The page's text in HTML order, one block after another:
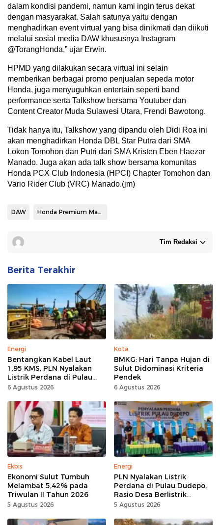
dalam kondisi pandemi, namun kami ingin terus dekat
dengan masyarakat. Salah satunya yaitu dengan
menghadirkan event virtual yang bisa dinikmati dan diikuti
melalui sosial media DAW khususnya Instagram
@TorangHonda,” ujar Erwin.
HPMD yang dilakukan secara virtual ini selain
memberikan berbagai promo penjualan sepeda motor
Honda, juga menyuguhkan entertain seperti band
performance serta Talkshow bersama Youtuber dan
Content Creator Muda Sulawesi Utara, Frendi Bawotong.
Tidak hanya itu, Talkshow yang dipandu oleh Didi Roa ini
akan menghadirkan Honda DBL Star Putra dari SMA
Lokon Tomohon dan Putri dari SMA Kristen Eben Haezar
Manado. Juga akan ada talk show bersama komunitas
Honda PCX Club Indonesia (HPCI) Chapter Tomohon dan
Vario Rider Club (VRC) Manado.(jm)
DAW Honda Premium Matic Daya
Tim Redaksi
Berita Terakhir
Energi
Bentangkan Kabel Laut
1,95 KMS, PLN Nyalakan
Listrik Perdana di Pulau
Dudepo, Desa Berlistrik di
6 Agustus 2026
Kota
BMKG: Hari Tanpa Hujan di
Sulut Didominasi Kriteria
Pendek
6 Agustus 2026
Ekbis
Ekonomi Sulut Tumbuh
Melambat 5,42% pada
Triwulan II Tahun 2026
5 Agustus 2026
Energi
PLN Nyalakan Listrik
Perdana di Pulau Dudepo,
Rasio Desa Berlistrik
Provinsi Gorontalo Capai
5 Agustus 2026